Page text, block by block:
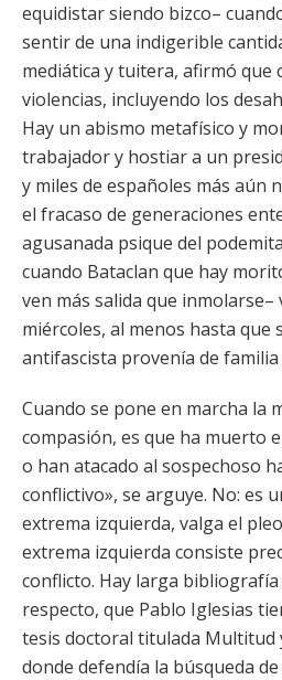
equidistar siendo bizco–
sentir de una indigerible
mediática y tuitera, afirmó que
violencias, incluyendo los
Hay un abismo metafísico y
trabajador y hostiar a un
y miles de españoles más aún
el fracaso de generaciones
agusanada psique del
cuando Bataclan que hay
ven más salida que inmolarse–
miércoles, al menos hasta que
antifascista provenía de familia
Cuando se pone en marcha la
compasión, es que ha muerto
o han atacado al sospechoso
conflictivo», se arguye. No: es
extrema izquierda, valga el
extrema izquierda consiste
conflicto. Hay larga
respecto, que Pablo Iglesias
tesis doctoral titulada Multitud
donde defendía la búsqueda